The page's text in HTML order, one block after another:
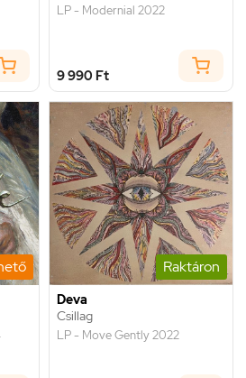
LP - Modernial 2022
9 990 Ft
Raktáron
Deva
Csillag
LP - Move Gently 2022